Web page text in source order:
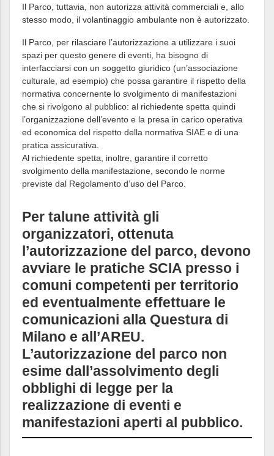
Il Parco, tuttavia, non autorizza attività commerciali e, allo
stesso modo, il volantinaggio ambulante non è autorizzato.
Il Parco, per rilasciare l’autorizzazione a utilizzare i suoi
spazi per questo genere di eventi, ha bisogno di
interfacciarsi con un soggetto giuridico (un’associazione
culturale, ad esempio) che possa garantire il rispetto della
normativa concernente lo svolgimento di manifestazioni
che si rivolgono al pubblico: al richiedente spetta quindi
l’organizzazione dell’evento e la presa in carico operativa
ed economica del rispetto della normativa SIAE e di una
pratica assicurativa.
Al richiedente spetta, inoltre, garantire il corretto
svolgimento della manifestazione, secondo le norme
previste dal Regolamento d’uso del Parco.
Per talune attività gli
organizzatori, ottenuta
l’autorizzazione del parco, devono
avviare le pratiche SCIA presso i
comuni competenti per territorio
ed eventualmente effettuare le
comunicazioni alla Questura di
Milano e all’AREU.
L’autorizzazione del parco non
esime dall’assolvimento degli
obblighi di legge per la
realizzazione di eventi e
manifestazioni aperti al pubblico.